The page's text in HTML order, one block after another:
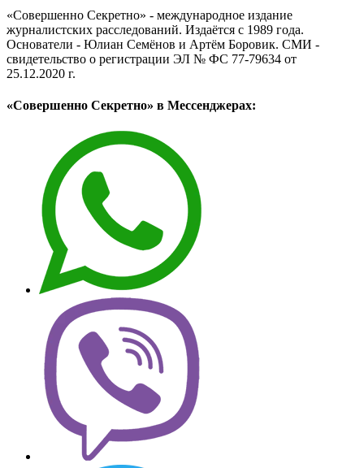
«Совершенно Секретно» - международное издание
журналистских расследований. Издаётся с 1989 года.
Основатели - Юлиан Семёнов и Артём Боровик. CМИ -
свидетельство о регистрации ЭЛ № ФС 77-79634 от
25.12.2020 г.
«Совершенно Секретно» в Мессенджерах: